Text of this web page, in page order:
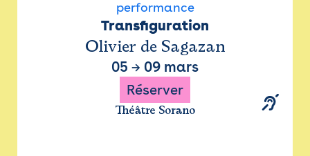
performance
Transfiguration
Olivier de Sagazan
05 → 09 mars
Réserver
Théâtre Sorano